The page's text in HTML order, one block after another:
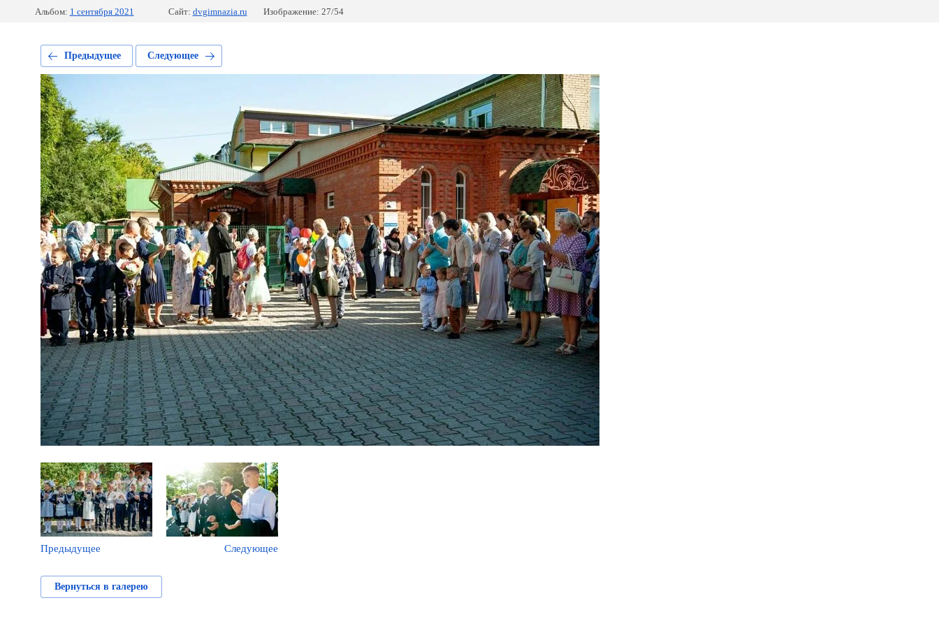
Альбом: 1 сентября 2021 Сайт: dvgimnazia.ru Изображение: 27/54
Предыдущее Следующее
Предыдущее Следующее
Вернуться в галерею